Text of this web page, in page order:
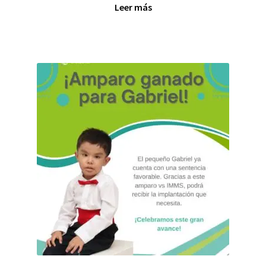
Leer más